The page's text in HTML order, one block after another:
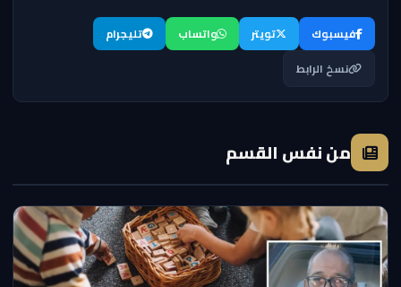
فيسبوك تويتر واتساب
تليجرام
نسخ الرابط
من نفس القسم